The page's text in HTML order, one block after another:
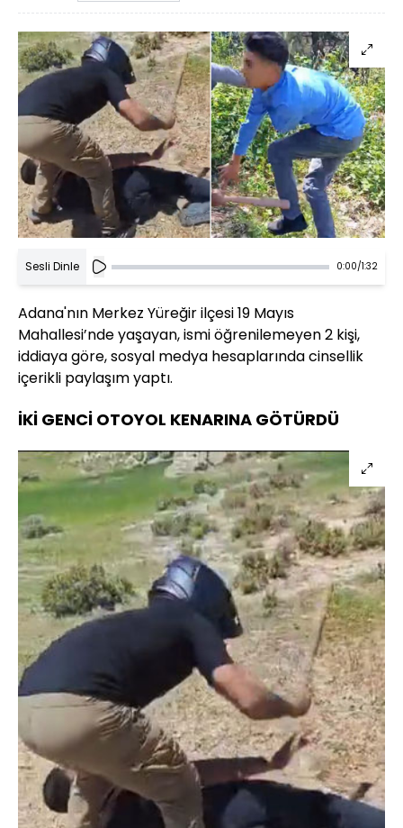
Sesli Dinle 0:00/1:32
Adana'nın Merkez Yüreğir ilçesi 19 Mayıs
Mahallesi’nde yaşayan, ismi öğrenilemeyen 2 kişi,
iddiaya göre, sosyal medya hesaplarında cinsellik
içerikli paylaşım yaptı.
İKİ GENCİ OTOYOL KENARINA GÖTÜRDÜ